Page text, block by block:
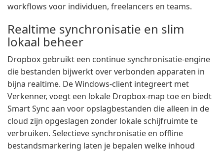
workflows voor individuen, freelancers en teams.
Realtime synchronisatie en slim
lokaal beheer
Dropbox gebruikt een continue synchronisatie-engine
die bestanden bijwerkt over verbonden apparaten in
bijna realtime. De Windows-client integreert met
Verkenner, voegt een lokale Dropbox-map toe en biedt
Smart Sync aan voor opslagbestanden die alleen in de
cloud zijn opgeslagen zonder lokale schijfruimte te
verbruiken. Selectieve synchronisatie en offline
bestandsmarkering laten je bepalen welke inhoud